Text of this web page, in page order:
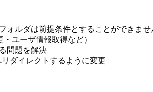
ォルダは前提条件とすることができま
ユーザ情報取得など）
問題を解決
ダイレクトするように変更